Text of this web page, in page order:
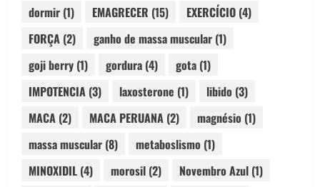
dormir (1) EMAGRECER (15) EXERCÍCIO (4)
FORÇA (2) ganho de massa muscular (1)
goji berry (1) gordura (4) gota (1)
IMPOTENCIA (3) laxosterone (1) libido (3)
MACA (2) MACA PERUANA (2) magnésio (1)
massa muscular (8) metaboslismo (1)
MINOXIDIL (4) morosil (2) Novembro Azul (1)